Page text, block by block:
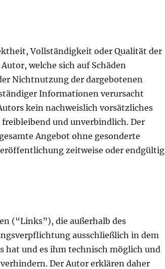
Vollständigkeit oder Qualität der
welche sich auf Schäden
Nichtnutzung der dargebotenen
Informationen verursacht
kein nachweislich vorsätzliches
und unverbindlich. Der
Angebot ohne gesonderte
zeitweise oder endgültig
(“Links”), die außerhalb des
ausschließlich in dem
und es ihm technisch möglich und
Der Autor erklären daher